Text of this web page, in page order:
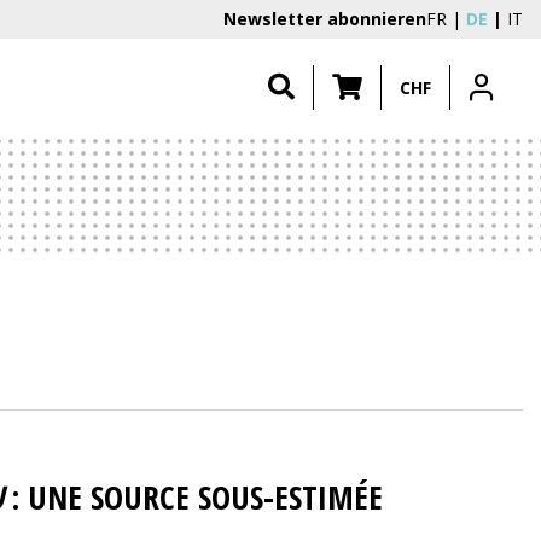
Newsletter abonnierenFR DE IT
CHF
: UNE SOURCE SOUS-ESTIMÉE